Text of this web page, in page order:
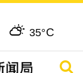
35°C
搜寻